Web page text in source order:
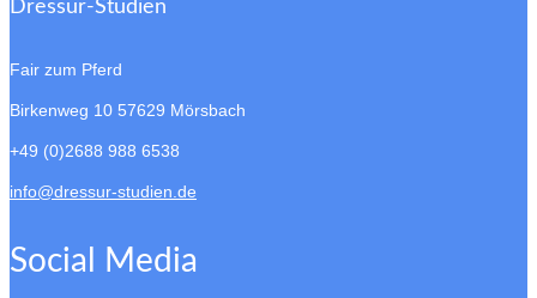
Dressur-Studien
Fair zum Pferd
Birkenweg 10 57629 Mörsbach
+49 (0)2688 988 6538
info@dressur-studien.de
Social Media